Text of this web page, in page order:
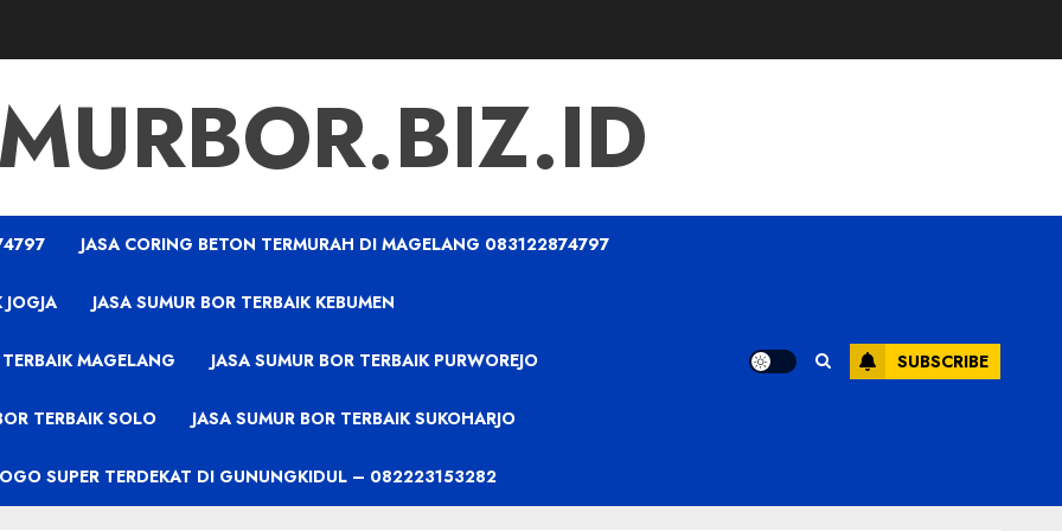
JASA CORING BETON TERMURAH DI MAGELANG 083122874797
JOGJA JASA SUMUR BOR TERBAIK KEBUMEN
MAGELANG JASA SUMUR BOR TERBAIK PURWOREJO
TERBAIK SOLO JASA SUMUR BOR TERBAIK SUKOHARJO
SUPER TERDEKAT DI GUNUNGKIDUL – 082223153282
SUBSCRIBE